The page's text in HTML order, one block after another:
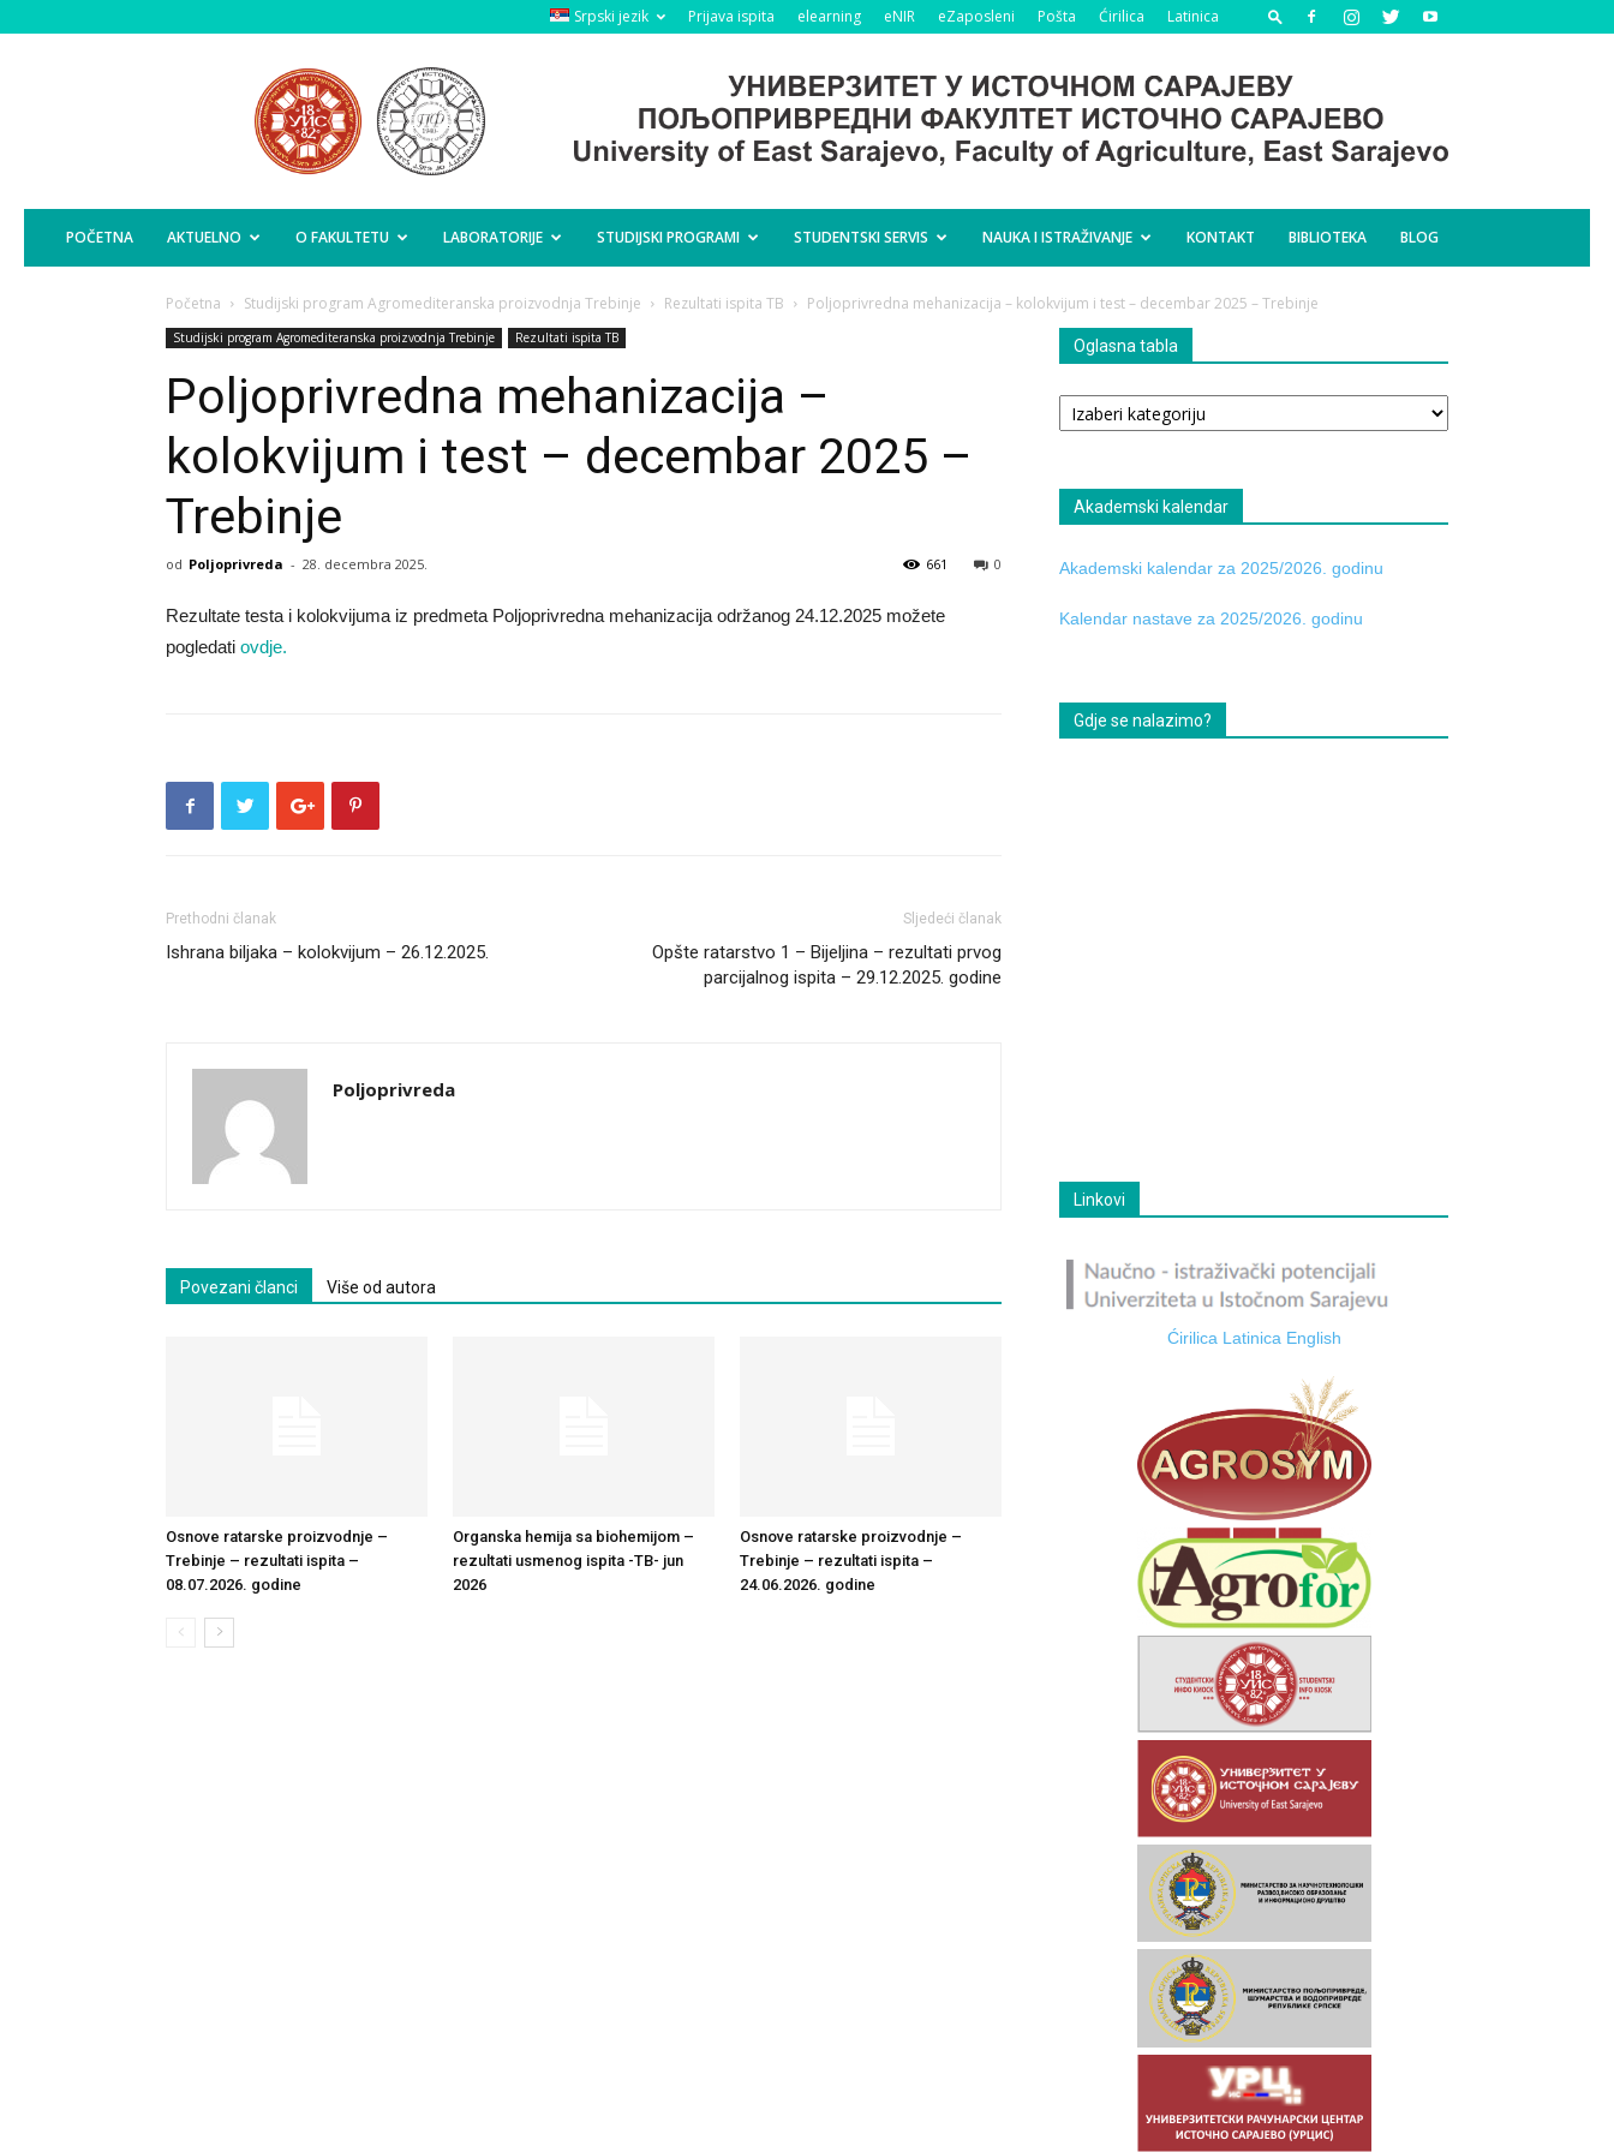
Srpski jezik Prijava ispita elearning eNIR eZaposleni Pošta Ćirilica Latinica
Poljoprivredni
Fakultet
Istočno
Sarajevo
POČETNA AKTUELNO O FAKULTETU LABORATORIJE STUDIJSKI PROGRAMI STUDENTSKI SERVIS NAUKA I ISTRAŽIVANJE KONTAKT BIBLIOTEKA BLOG
Početna Studijski program Agromediteranska proizvodnja Trebinje Rezultati ispita TB Poljoprivredna mehanizacija – kolokvijum i test – decembar 2025 – Trebinje
Studijski program Agromediteranska proizvodnja Trebinje Rezultati ispita TB
Poljoprivredna mehanizacija –
kolokvijum i test – decembar 2025 –
Trebinje
od Poljoprivreda - 28. decembra 2025. 0
661
Rezultate testa i kolokvijuma iz predmeta Poljoprivredna mehanizacija održanog 24.12.2025 možete
pogledati ovdje.
Prethodni članak
Ishrana biljaka – kolokvijum – 26.12.2025.
Sljedeći članak
Opšte ratarstvo 1 – Bijeljina – rezultati prvog
parcijalnog ispita – 29.12.2025. godine
Poljoprivreda
Povezani članci Više od autora
Osnove ratarske proizvodnje –
Trebinje – rezultati ispita –
08.07.2026. godine
Organska hemija sa biohemijom –
rezultati usmenog ispita -TB- jun
2026
Osnove ratarske proizvodnje –
Trebinje – rezultati ispita –
24.06.2026. godine
Oglasna tabla
Oglasna
tabla
Akademski kalendar
Akademski kalendar za 2025/2026. godinu
Kalendar nastave za 2025/2026. godinu
Gdje se nalazimo?
Linkovi
Ćirilica Latinica English